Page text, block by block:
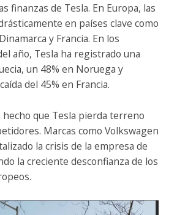
finanzas de Tesla. En Europa, las
en países clave como
y Francia. En los
año, Tesla ha registrado una
un 48% en Noruega y
del 45% en Francia.
hecho que Tesla pierda terreno
Marcas como Volkswagen
la crisis de la empresa de
la creciente desconfianza de los